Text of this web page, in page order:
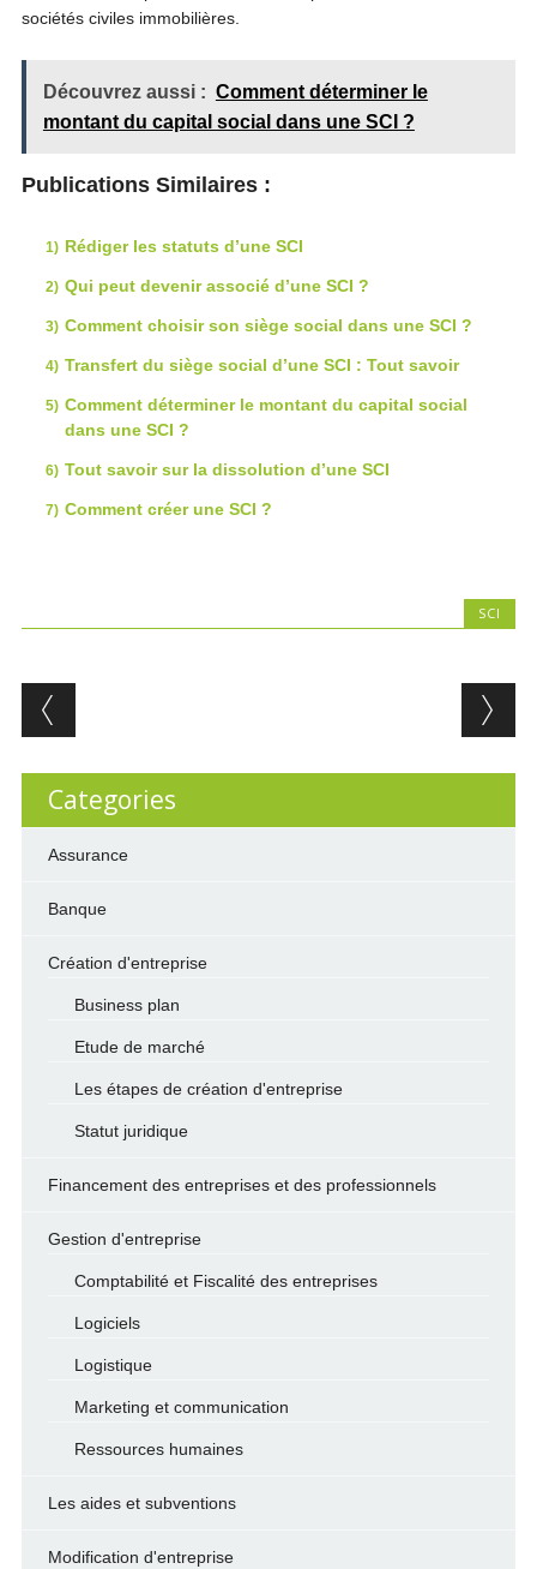
sociétés civiles immobilières.
Découvrez aussi : Comment déterminer le
montant du capital social dans une SCI ?
Publications Similaires :
Rédiger les statuts d’une SCI
Qui peut devenir associé d’une SCI ?
Comment choisir son siège social dans une SCI ?
Transfert du siège social d’une SCI : Tout savoir
Comment déterminer le montant du capital social
dans une SCI ?
Tout savoir sur la dissolution d’une SCI
Comment créer une SCI ?
SCI
Post navigation
Categories
Assurance
Banque
Création d'entreprise
Business plan
Etude de marché
Les étapes de création d'entreprise
Statut juridique
Financement des entreprises et des professionnels
Gestion d'entreprise
Comptabilité et Fiscalité des entreprises
Logiciels
Logistique
Marketing et communication
Ressources humaines
Les aides et subventions
Modification d'entreprise